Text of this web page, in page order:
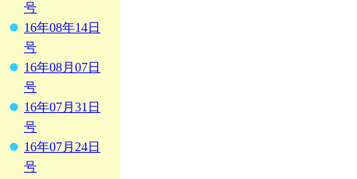
号
16年08年14日
号
16年08月07日
号
16年07月31日
号
16年07月24日
号